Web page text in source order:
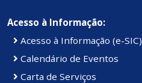
Acesso à Informação:
Acesso à Informação (e-SIC)
Calendário de Eventos
Carta de Serviços